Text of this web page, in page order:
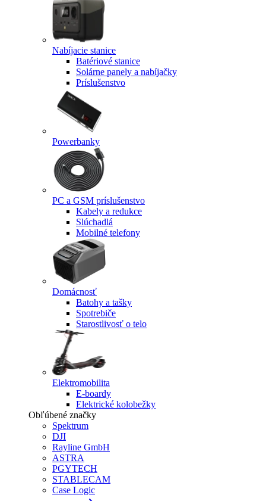
Nabíjacie stanice
Batériové stanice
Solárne panely a nabíjačky
Príslušenstvo
Powerbanky
PC a GSM príslušenstvo
Kabely a redukce
Slúchadlá
Mobilné telefony
Domácnosť
Batohy a tašky
Spotrebiče
Starostlivosť o telo
Elektromobilita
E-boardy
Elektrické kolobežky
Obľúbené značky
Spektrum
DJI
Rayline GmbH
ASTRA
PGYTECH
STABLECAM
Case Logic